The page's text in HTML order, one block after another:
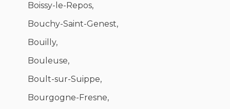
Boissy-le-Repos,
Bouchy-Saint-Genest,
Bouilly,
Bouleuse,
Boult-sur-Suippe,
Bourgogne-Fresne,